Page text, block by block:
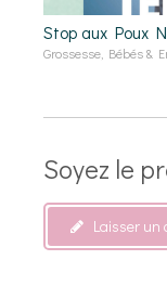
Stop aux Poux
Grossesse, Bébés &
Soyez le
Laisser un